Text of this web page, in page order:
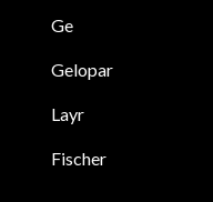
Ge
Gelopar
Layr
Fischer